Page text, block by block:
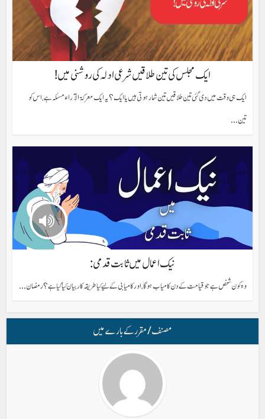
ایک مجلس کی تین طلاقیں شرعی ادلہ کی روشنی میں!
ایک ہی وقت میں دی گئی تین طلاقیں تین شمار ہوتی ہیں یا ایک؟ یہ ایک معرکۃ الآراء مسئلہ ہے، اس کو
تین...
نیک اعمال میں ثابت قدمی:
وہ کون شخص ہے جو قیامت کے دن کامیاب ہوگا، اور کامیابی کے لیے کیا طریقہ کار بیان کیا گیا ہے؟ رمضان...
مصنف/ مقرر کے بارے میں